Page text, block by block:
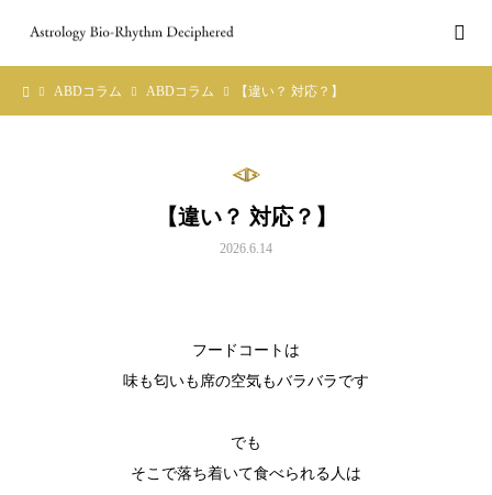
ABDコラム ABDコラム 【違い？ 対応？】
【違い？ 対応？】
2026.6.14
フードコートは
味も匂いも席の空気もバラバラです
でも
そこで落ち着いて食べられる人は